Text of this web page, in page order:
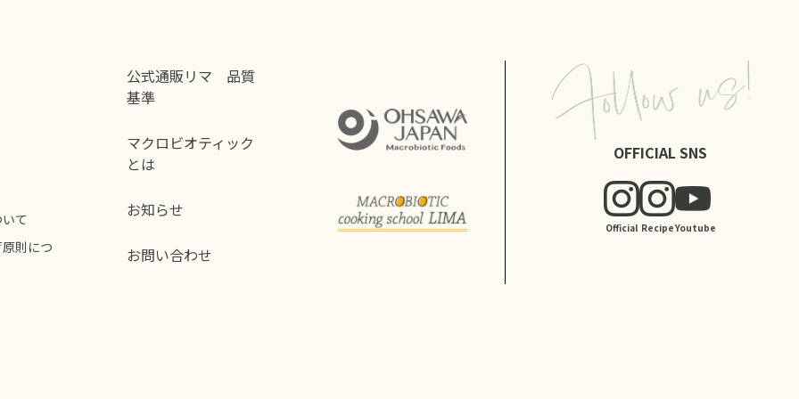
て
則につ
公式通販リマ 品質
基準
マクロビオティック
とは
お知らせ
お問い合わせ
OFFICIAL SNS
Official RecipeYoutube